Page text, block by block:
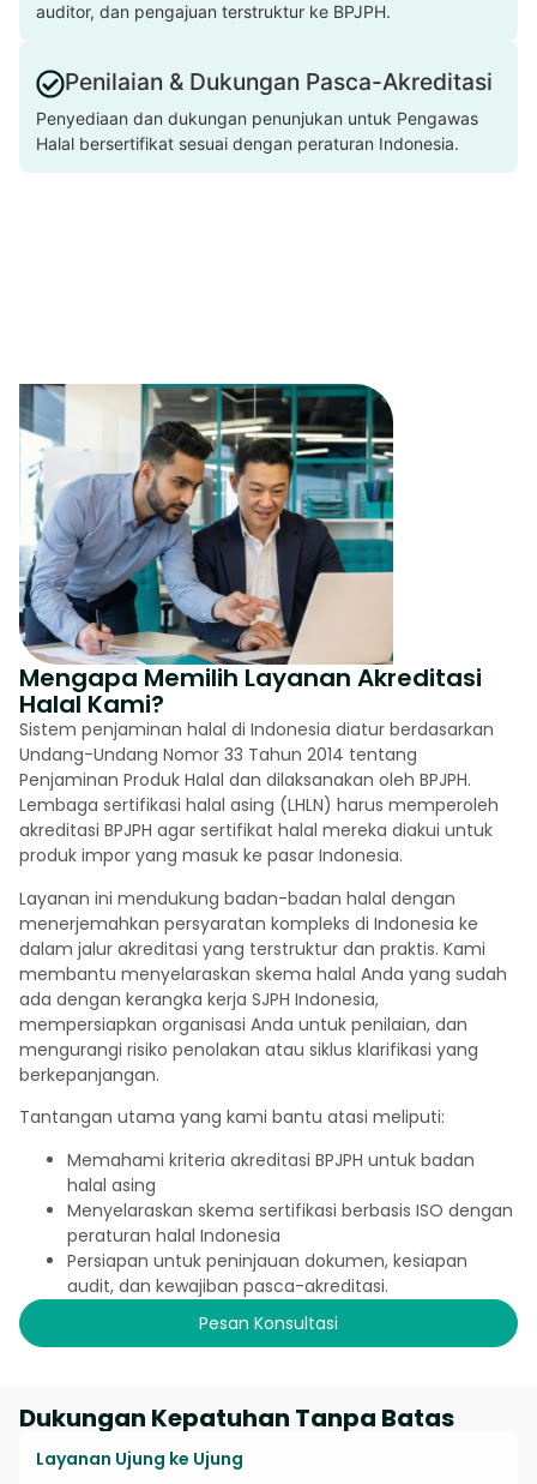
auditor, dan pengajuan terstruktur ke BPJPH.
Penilaian & Dukungan Pasca-Akreditasi
Penyediaan dan dukungan penunjukan untuk Pengawas
Halal bersertifikat sesuai dengan peraturan Indonesia.
Mengapa Memilih Layanan Akreditasi
Halal Kami?
Sistem penjaminan halal di Indonesia diatur berdasarkan
Undang-Undang Nomor 33 Tahun 2014 tentang
Penjaminan Produk Halal dan dilaksanakan oleh BPJPH.
Lembaga sertifikasi halal asing (LHLN) harus memperoleh
akreditasi BPJPH agar sertifikat halal mereka diakui untuk
produk impor yang masuk ke pasar Indonesia.
Layanan ini mendukung badan-badan halal dengan
menerjemahkan persyaratan kompleks di Indonesia ke
dalam jalur akreditasi yang terstruktur dan praktis. Kami
membantu menyelaraskan skema halal Anda yang sudah
ada dengan kerangka kerja SJPH Indonesia,
mempersiapkan organisasi Anda untuk penilaian, dan
mengurangi risiko penolakan atau siklus klarifikasi yang
berkepanjangan.
Tantangan utama yang kami bantu atasi meliputi:
Memahami kriteria akreditasi BPJPH untuk badan
halal asing
Menyelaraskan skema sertifikasi berbasis ISO dengan
peraturan halal Indonesia
Persiapan untuk peninjauan dokumen, kesiapan
audit, dan kewajiban pasca-akreditasi.
Pesan Konsultasi
Dukungan Kepatuhan Tanpa Batas
Layanan Ujung ke Ujung